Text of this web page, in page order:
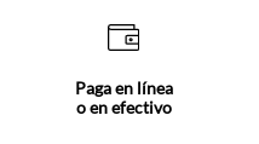
Paga en línea
o en efectivo